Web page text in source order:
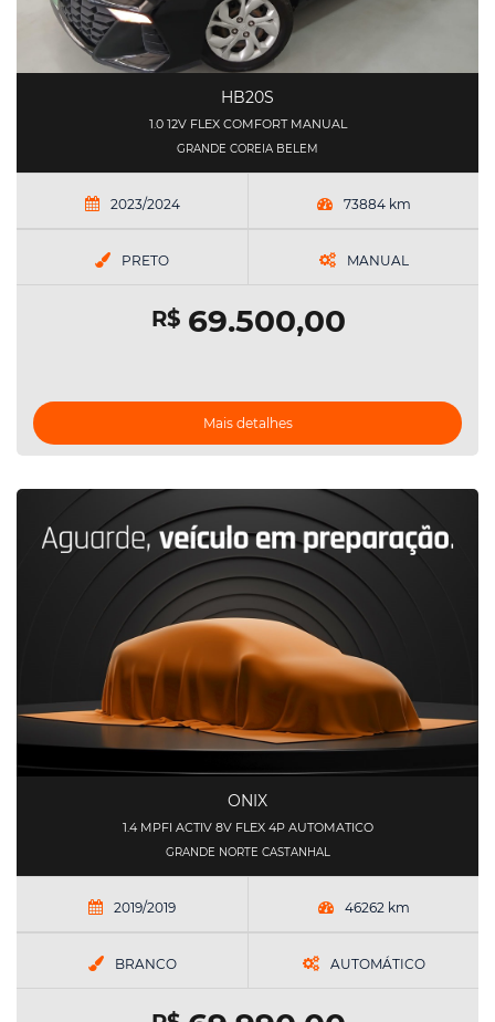
HB20S
1.0 12V FLEX COMFORT MANUAL
GRANDE COREIA BELEM
2023/2024 73884 km
PRETO MANUAL
R$69.500,00
Mais detalhes
ONIX
1.4 MPFI ACTIV 8V FLEX 4P AUTOMATICO
GRANDE NORTE CASTANHAL
2019/2019 46262 km
BRANCO AUTOMÁTICO